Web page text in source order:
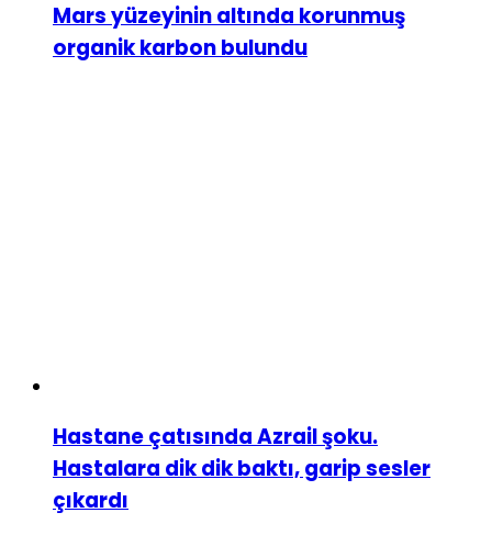
Mars yüzeyinin altında korunmuş
organik karbon bulundu
Hastane çatısında Azrail şoku.
Hastalara dik dik baktı, garip sesler
çıkardı